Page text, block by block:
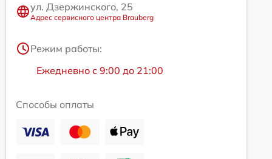
ул. Дзержинского, 25
Адрес сервисного центра Brauberg
Режим работы:
Ежедневно с 9:00 до 21:00
Способы оплаты